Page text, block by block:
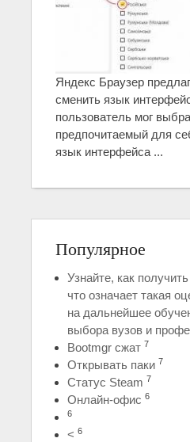
Яндекс Браузер
сменить язык
пользователь мог
предпочитаемый для
язык интерфейса ...
Популярное
Узнайте, как
что означает такая
на дальнейшее
выбора вузов и
Bootmgr сжат 7
Открывать паки 7
Статус Steam 7
Онлайн-офис 6
6
< 6